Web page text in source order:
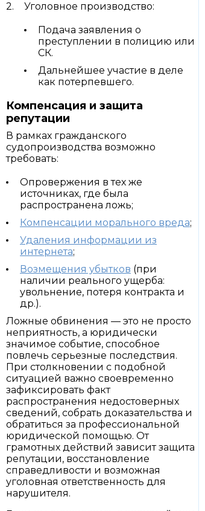
Уголовное производство:
Подача заявления о
преступлении в полицию или
СК.
Дальнейшее участие в деле
как потерпевшего.
Компенсация и защита
репутации
В рамках гражданского
судопроизводства возможно
требовать:
Опровержения в тех же
источниках, где была
распространена ложь;
Компенсации морального вреда;
Удаления информации из
интернета;
Возмещения убытков (при
наличии реального ущерба:
увольнение, потеря контракта и
др.).
Ложные обвинения — это не просто
неприятность, а юридически
значимое событие, способное
повлечь серьезные последствия.
При столкновении с подобной
ситуацией важно своевременно
зафиксировать факт
распространения недостоверных
сведений, собрать доказательства и
обратиться за профессиональной
юридической помощью. От
грамотных действий зависит защита
репутации, восстановление
справедливости и возможная
уголовная ответственность для
нарушителя.